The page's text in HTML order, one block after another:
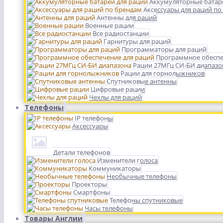
Аксессуары для раций
Антенны для раций
Военные рации
Все радиостанции
Гарнитуры для раций
Программаторы для раций
Программное
Рации 27МГц СИ-БИ
Рации для горнолыжников
Спутниковые антенны
Цифровые рации
Чехлы для раций
Телефоны
IP телефоны
Аксессуары
Детали телефонов
Изменители голоса
Коммуникаторы
Необычные телефоны
Проекторы
Смартфоны
Телефоны спутниковые
Часы телефоны
Товары Англии